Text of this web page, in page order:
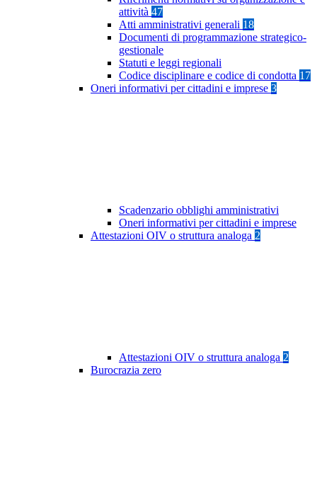
attività 47
Atti amministrativi generali 18
Documenti di programmazione strategico-
gestionale
Statuti e leggi regionali
Codice disciplinare e codice di condotta 17
Oneri informativi per cittadini e imprese 3
Scadenzario obblighi amministrativi
Oneri informativi per cittadini e imprese
Attestazioni OIV o struttura analoga 2
Attestazioni OIV o struttura analoga 2
Burocrazia zero